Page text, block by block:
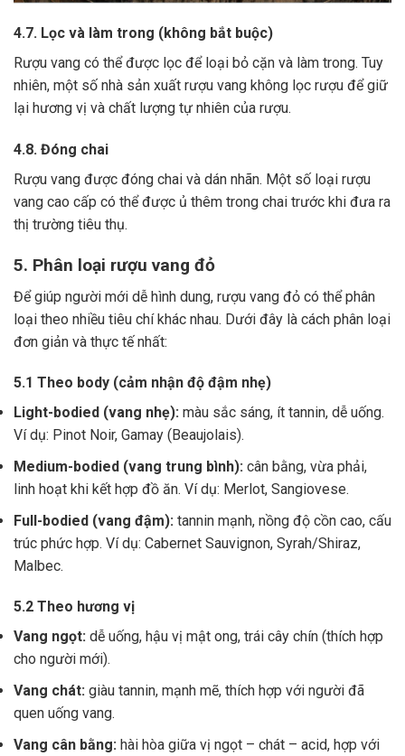
4.7. Lọc và làm trong (không bắt buộc)
Rượu vang có thể được lọc để loại bỏ cặn và làm trong. Tuy
nhiên, một số nhà sản xuất rượu vang không lọc rượu để giữ
lại hương vị và chất lượng tự nhiên của rượu.
4.8. Đóng chai
Rượu vang được đóng chai và dán nhãn. Một số loại rượu
vang cao cấp có thể được ủ thêm trong chai trước khi đưa ra
thị trường tiêu thụ.
5. Phân loại rượu vang đỏ
Để giúp người mới dễ hình dung, rượu vang đỏ có thể phân
loại theo nhiều tiêu chí khác nhau. Dưới đây là cách phân loại
đơn giản và thực tế nhất:
5.1 Theo body (cảm nhận độ đậm nhẹ)
Light-bodied (vang nhẹ): màu sắc sáng, ít tannin, dễ uống.
Ví dụ: Pinot Noir, Gamay (Beaujolais).
Medium-bodied (vang trung bình): cân bằng, vừa phải,
linh hoạt khi kết hợp đồ ăn. Ví dụ: Merlot, Sangiovese.
Full-bodied (vang đậm): tannin mạnh, nồng độ cồn cao, cấu
trúc phức hợp. Ví dụ: Cabernet Sauvignon, Syrah/Shiraz,
Malbec.
5.2 Theo hương vị
Vang ngọt: dễ uống, hậu vị mật ong, trái cây chín (thích hợp
cho người mới).
Vang chát: giàu tannin, mạnh mẽ, thích hợp với người đã
quen uống vang.
Vang cân bằng: hài hòa giữa vị ngọt – chát – acid, hợp với